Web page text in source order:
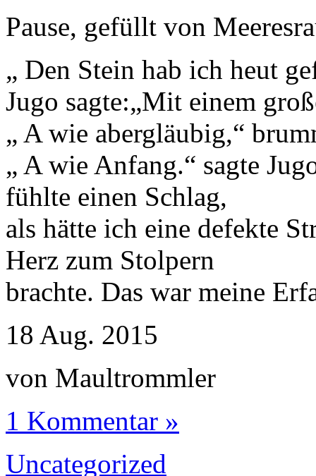
Pause, gefüllt von
„ Den Stein hab ich heut
Jugo sagte:„Mit einem
„ A wie abergläubig,“
„ A wie Anfang.“ sagte
fühlte einen Schlag,
als hätte ich eine defekte
Herz zum Stolpern
brachte. Das war meine
18 Aug. 2015
von Maultrommler
1 Kommentar »
Uncategorized